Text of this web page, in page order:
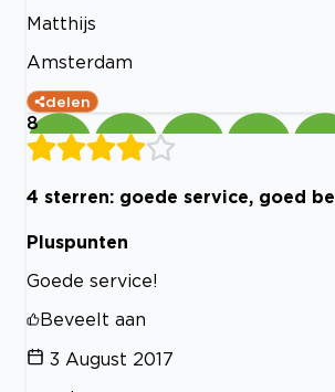
Matthijs
Amsterdam
delen
8
4 sterren: goede service, goed
Pluspunten
Goede service!
Beveelt aan
3 August 2017